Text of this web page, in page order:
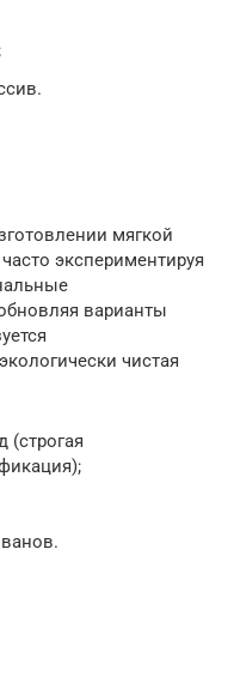
мягкой
экспериментируя
варианты
чистая